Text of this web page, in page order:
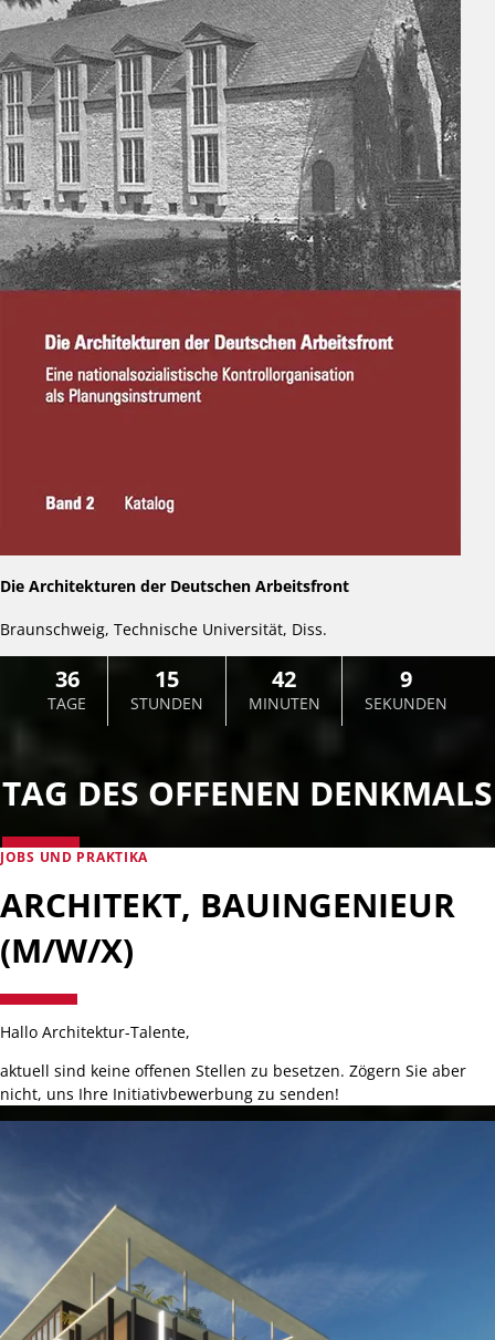
Die Architekturen der Deutschen Arbeitsfront
Braunschweig, Technische Universität, Diss.
36
TAGE
15
STUNDEN
42
MINUTEN
6
SEKUNDEN
TAG DES OFFENEN DENKMALS
JOBS UND PRAKTIKA
ARCHITEKT, BAUINGENIEUR
(M/W/X)
Hallo Architektur-Talente,
aktuell sind keine offenen Stellen zu besetzen. Zögern Sie aber
nicht, uns Ihre Initiativbewerbung zu senden!